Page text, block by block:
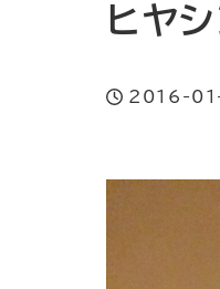
ヒヤ
投稿日
2016-